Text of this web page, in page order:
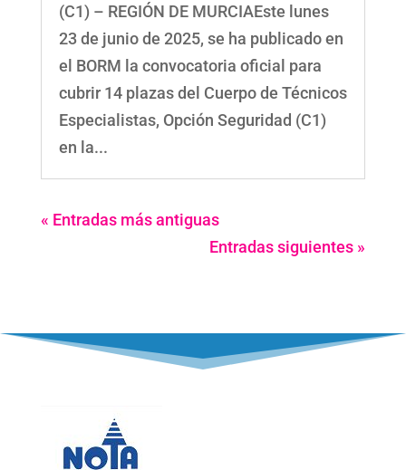
(C1) – REGIÓN DE MURCIAEste lunes
23 de junio de 2025, se ha publicado en
el BORM la convocatoria oficial para
cubrir 14 plazas del Cuerpo de Técnicos
Especialistas, Opción Seguridad (C1)
en la...
« Entradas más antiguas
Entradas siguientes »